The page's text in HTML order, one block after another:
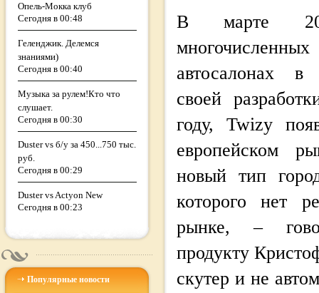
Опель-Мокка клуб
Сегодня в 00:48
Геленджик. Делемся
знаниями)
Сегодня в 00:40
Музыка за рулем!Кто что
слушает.
Сегодня в 00:30
Duster vs б/у за 450...750 тыс.
руб.
Сегодня в 00:29
Duster vs Actyon New
Сегодня в 00:23
Популярные новости
В марте
автосалонах в
своей
году, Twizy
европейском
новый тип
которого нет
рынке, –
продукту
скутер и не